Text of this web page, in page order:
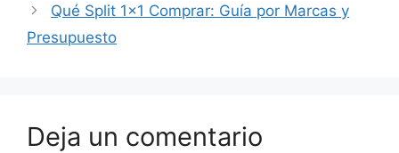
Qué Split 1×1 Comprar: Guía por Marcas y
Presupuesto
Deja un comentario